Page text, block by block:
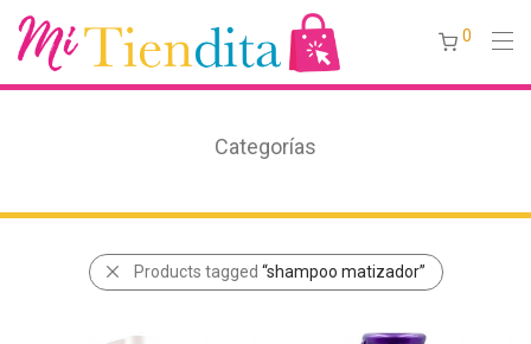
0
Categorías
Products tagged “shampoo matizador”